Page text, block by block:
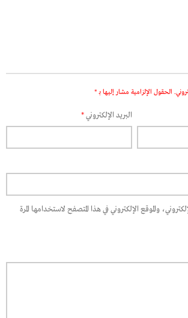
الحقول الإلزامية مشار إليها بـ *
البريد الإلكتروني*
والموقع الإلكتروني في هذا المتصفح لاستخدامها المرة